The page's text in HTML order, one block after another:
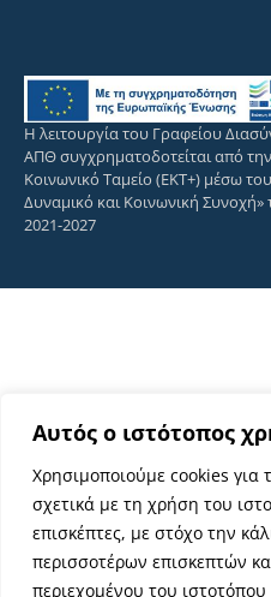
Αυτός ο ιστότοπος
Χρησιμοποιούμε cookies
σχετικά με τη χρήση του
επισκέπτες, με στόχο την
περισσοτέρων επισκεπτών
περιεχομένου του
Η λειτουργία του Γραφείου
ΑΠΘ συγχρηματοδοτείται από
Κοινωνικό Ταμείο (ΕΚΤ+) μέσω
Δυναμικό και Κοινωνική
2021-2027